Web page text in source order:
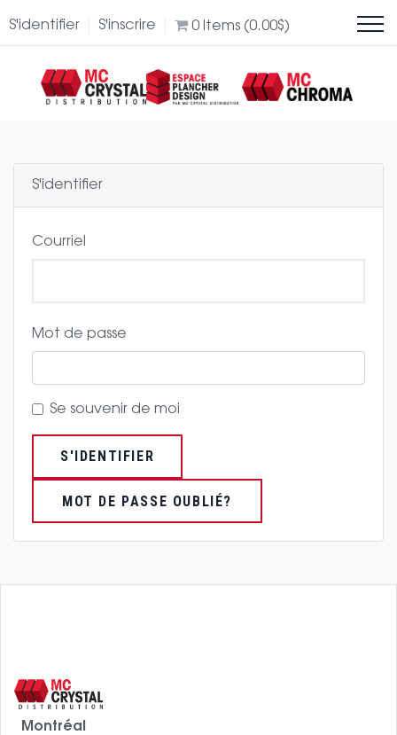
S'identifier S'inscrire 0 Items (0.00$)
S'identifier
Courriel
Mot de passe
Se souvenir de moi
S'IDENTIFIER
MOT DE PASSE OUBLIÉ?
Montréal